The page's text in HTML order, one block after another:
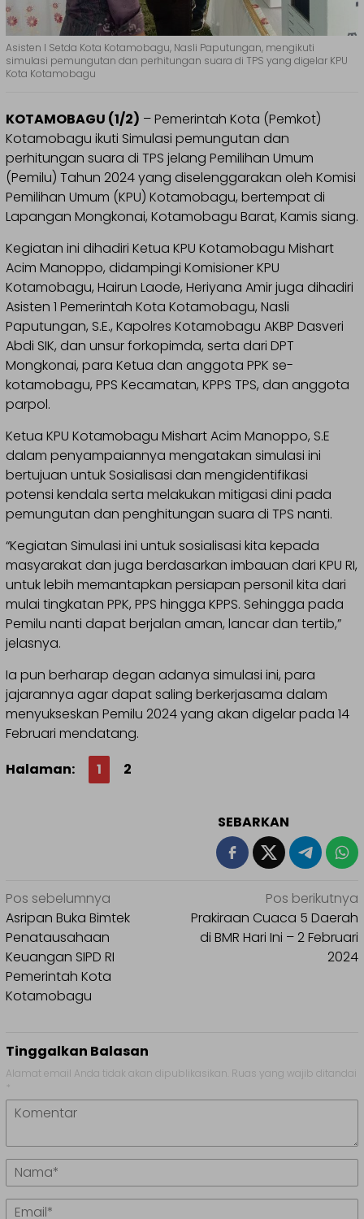
Asisten I Setda Kota Kotamobagu, Nasli Paputungan, mengikuti
simulasi pemungutan dan perhitungan suara di TPS yang digelar KPU
Kota Kotamobagu
KOTAMOBAGU (1/2) – Pemerintah Kota (Pemkot)
Kotamobagu ikuti Simulasi pemungutan dan
perhitungan suara di TPS jelang Pemilihan Umum
(Pemilu) Tahun 2024 yang diselenggarakan oleh Komisi
Pemilihan Umum (KPU) Kotamobagu, bertempat di
Lapangan Mongkonai, Kotamobagu Barat, Kamis siang.
Kegiatan ini dihadiri Ketua KPU Kotamobagu Mishart
Acim Manoppo, didampingi Komisioner KPU
Kotamobagu, Hairun Laode, Heriyana Amir juga dihadiri
Asisten 1 Pemerintah Kota Kotamobagu, Nasli
Paputungan, S.E., Kapolres Kotamobagu AKBP Dasveri
Abdi SIK, dan unsur forkopimda, serta dari DPT
Mongkonai, para Ketua dan anggota PPK se-
kotamobagu, PPS Kecamatan, KPPS TPS, dan anggota
parpol.
Ketua KPU Kotamobagu Mishart Acim Manoppo, S.E
dalam penyampaiannya mengatakan simulasi ini
bertujuan untuk Sosialisasi dan mengidentifikasi
potensi kendala serta melakukan mitigasi dini pada
pemungutan dan penghitungan suara di TPS nanti.
“Kegiatan Simulasi ini untuk sosialisasi kita kepada
masyarakat dan juga berdasarkan imbauan dari KPU RI,
untuk lebih memantapkan persiapan personil kita dari
mulai tingkatan PPK, PPS hingga KPPS. Sehingga pada
Pemilu nanti dapat berjalan aman, lancar dan tertib,”
jelasnya.
Ia pun berharap degan adanya simulasi ini, para
jajarannya agar dapat saling berkerjasama dalam
menyukseskan Pemilu 2024 yang akan digelar pada 14
Februari mendatang.
Halaman:
1 2
SEBARKAN
Navigasi
pos
Pos sebelumnya
Asripan Buka Bimtek
Penatausahaan
Keuangan SIPD RI
Pemerintah Kota
Kotamobagu
Pos berikutnya
Prakiraan Cuaca 5 Daerah
di BMR Hari Ini – 2 Februari
2024
Tinggalkan Balasan
Alamat email Anda tidak akan dipublikasikan. Ruas yang wajib ditandai
*